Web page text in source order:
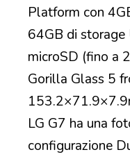
Platform con
64GB di storage
microSD (fino a
Gorilla Glass 5
LG G7 ha una
configurazione